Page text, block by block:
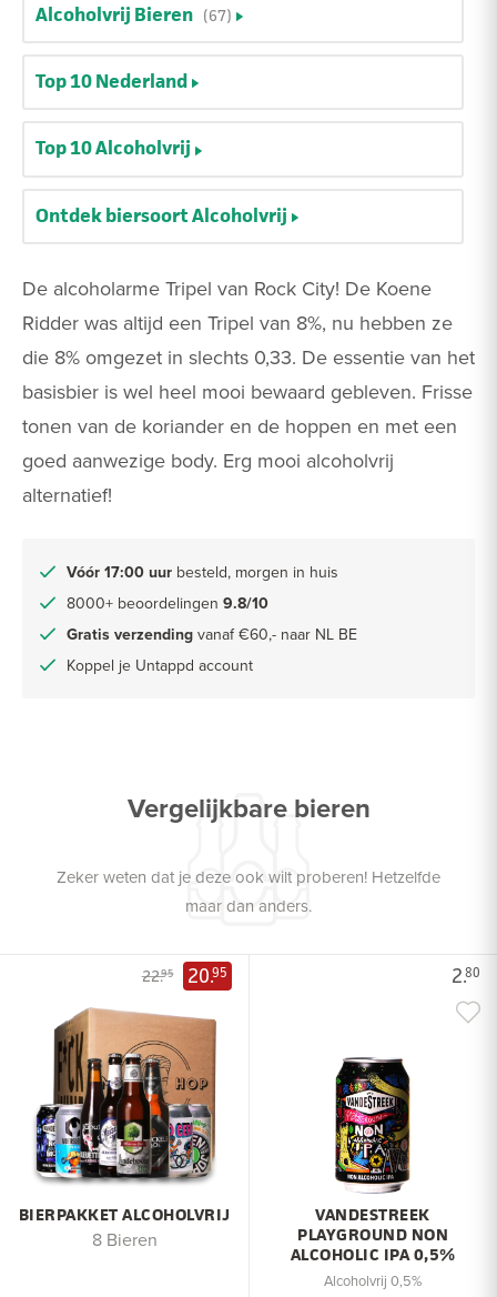
De alcoholarme Tripel van Rock City! De Koene
Ridder was altijd een Tripel van 8%, nu hebben ze
die 8% omgezet in slechts 0,33. De essentie van het
basisbier is wel heel mooi bewaard gebleven. Frisse
tonen van de koriander en de hoppen en met een
goed aanwezige body. Erg mooi alcoholvrij
alternatief!
Vóór 17:00 uur besteld, morgen in huis
8000+ beoordelingen 9.8/10
Gratis verzending vanaf €60,- naar NL BE
Koppel je Untappd account
Alcoholvrij Bieren (67)
Top 10 Nederland
Top 10 Alcoholvrij
Ontdek biersoort Alcoholvrij
Vergelijkbare bieren
Zeker weten dat je deze ook wilt proberen! Hetzelfde
maar dan anders.
22.95 20.95
BIERPAKKET ALCOHOLVRIJ
8 Bieren
2.80
VANDESTREEK
PLAYGROUND NON
ALCOHOLIC IPA 0,5%
Alcoholvrij 0,5%